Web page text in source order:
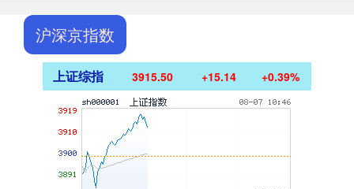
沪深京指数
上证综指 3915.50 +15.14 +0.39%